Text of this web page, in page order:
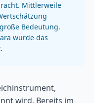
Mittlerweile
Bedeutung.
wurde das
wird. Bereits im